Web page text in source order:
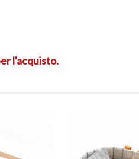
l'acquisto.